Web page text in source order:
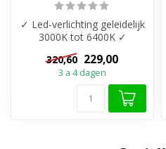
✓ Led-verlichting geleidelijk
3000K tot 6400K ✓
Dimbaar verlichting ✓
Spiegelver...
320,60 229,00
3 a 4 dagen